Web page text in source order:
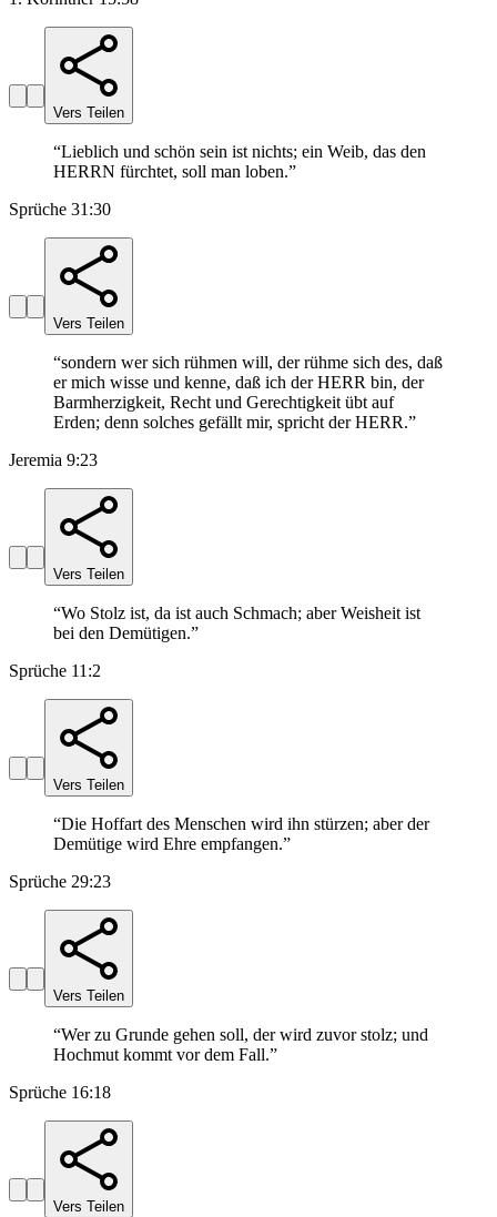
Vers Teilen
“Lieblich und schön sein ist nichts; ein Weib, das den
HERRN fürchtet, soll man loben.”
Sprüche 31:30
Vers Teilen
“sondern wer sich rühmen will, der rühme sich des, daß
er mich wisse und kenne, daß ich der HERR bin, der
Barmherzigkeit, Recht und Gerechtigkeit übt auf
Erden; denn solches gefällt mir, spricht der HERR.”
Jeremia 9:23
Vers Teilen
“Wo Stolz ist, da ist auch Schmach; aber Weisheit ist
bei den Demütigen.”
Sprüche 11:2
Vers Teilen
“Die Hoffart des Menschen wird ihn stürzen; aber der
Demütige wird Ehre empfangen.”
Sprüche 29:23
Vers Teilen
“Wer zu Grunde gehen soll, der wird zuvor stolz; und
Hochmut kommt vor dem Fall.”
Sprüche 16:18
Vers Teilen